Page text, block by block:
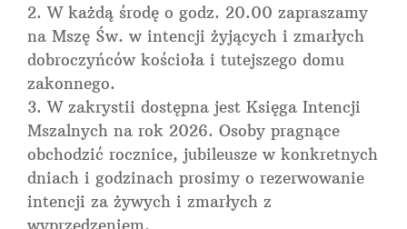
W każdą środę o godz. 20.00 zapraszamy
na Mszę Św. w intencji żyjących i zmarłych
dobroczyńców kościoła i tutejszego domu
zakonnego.
W zakrystii dostępna jest Księga Intencji
Mszalnych na rok 2026. Osoby pragnące
obchodzić rocznice, jubileusze w konkretnych
dniach i godzinach prosimy o rezerwowanie
intencji za żywych i zmarłych z